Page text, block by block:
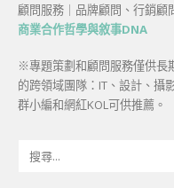
顧問服務｜品牌顧問、行銷顧
商業合作哲學與敘事DNA
※專題策劃和顧問服務僅供長
的跨領域團隊：IT、設計、攝
群小編和網紅KOL可供推薦。